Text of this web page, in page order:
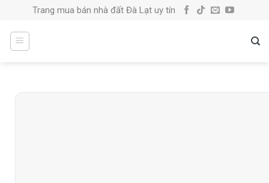
content
Trang mua bán nhà đất Đà Lạt uy tín